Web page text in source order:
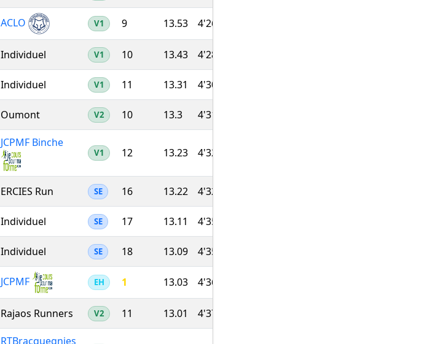
ACLO V1 9 13.53 4'26''
Individuel V1 10 13.43 4'28''
Individuel V1 11 13.31 4'30''
Oumont V2 10 13.3 4'31''
JCPMF Binche
V1 12 13.23 4'32''
ERCIES Run SE 16 13.22 4'32''
Individuel SE 17 13.11 4'35''
Individuel SE 18 13.09 4'35''
JCPMF EH 1 13.03 4'36''
Rajaos Runners V2 11 13.01 4'37''
RTBracquegnies